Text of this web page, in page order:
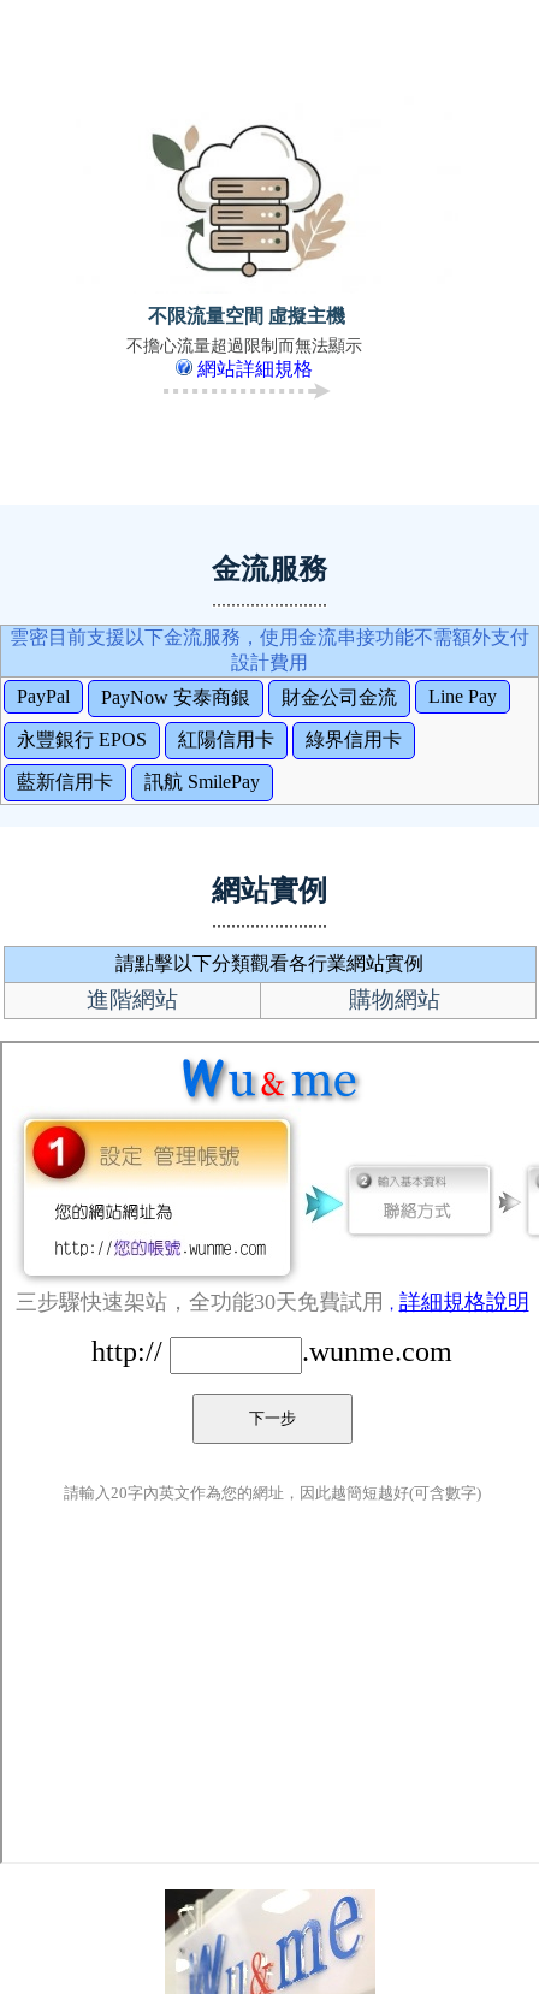
不限流量空間 虛擬主機
不擔心流量超過限制而無法顯示
網站詳細規格
金流服務
雲密目前支援以下金流服務，使用金流串接功能不需額外支付
設計費用
PayPal
PayNow 安泰商銀 財金公司金流 Line Pay
永豐銀行 EPOS 紅陽信用卡 綠界信用卡
藍新信用卡 訊航 SmilePay
網站實例
請點擊以下分類觀看各行業網站實例
進階網站 購物網站